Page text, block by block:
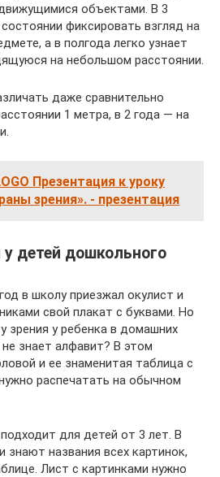
объектами. В 3
фиксировать взгляд на
а в полгода легко узнает
на небольшом расстоянии.
даже сравнительно
1 метра, в 2 года — на
Презентация к уроку
зрения». - презентация
у детей дошкольного
в школу приезжал окулист и
свой плакат с буквами. Но
зрения у ребенка в домашних
знает алфавит? В этом
и ее знаменитая таблица с
распечатать на обычном
для детей от 3 лет. В
названия всех картинок,
Лист с картинками нужно